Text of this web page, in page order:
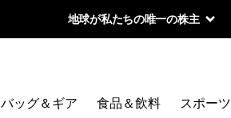
地球が私たちの唯一の株主
バッグ＆ギア 食品＆飲料 スポーツ